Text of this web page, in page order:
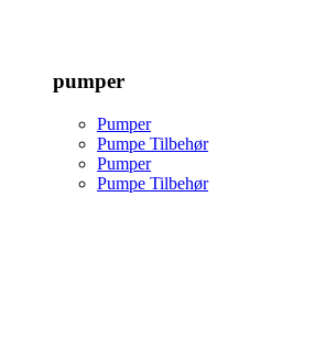
pumper
Pumper
Pumpe Tilbehør
Pumper
Pumpe Tilbehør